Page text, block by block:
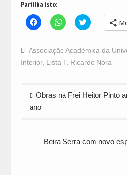
Partilha isto:
Click
to
Facebook
(Opens
in
new
Click
to
WhatsApp
(Opens
in
new
Click
to
Twitter
(Opens
in
new
Associação Académica da
Interior, Lista T, Ricardo Nora
Navegação
de
Obras na Frei Heitor Pinto
ano
Beira Serra com novo